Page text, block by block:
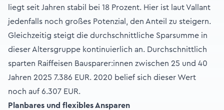
liegt seit Jahren stabil bei 18 Prozent. Hier ist laut Vallant
jedenfalls noch großes Potenzial, den Anteil zu steigern.
Gleichzeitig steigt die durchschnittliche Sparsumme in
dieser Altersgruppe kontinuierlich an. Durchschnittlich
sparten Raiffeisen Bausparer:innen zwischen 25 und 40
Jahren 2025 7.386 EUR. 2020 belief sich dieser Wert
noch auf 6.307 EUR.
Planbares und flexibles Ansparen